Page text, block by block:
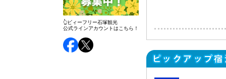
👆ビィーフリー石塚観光
公式ラインアカウントはこちら！